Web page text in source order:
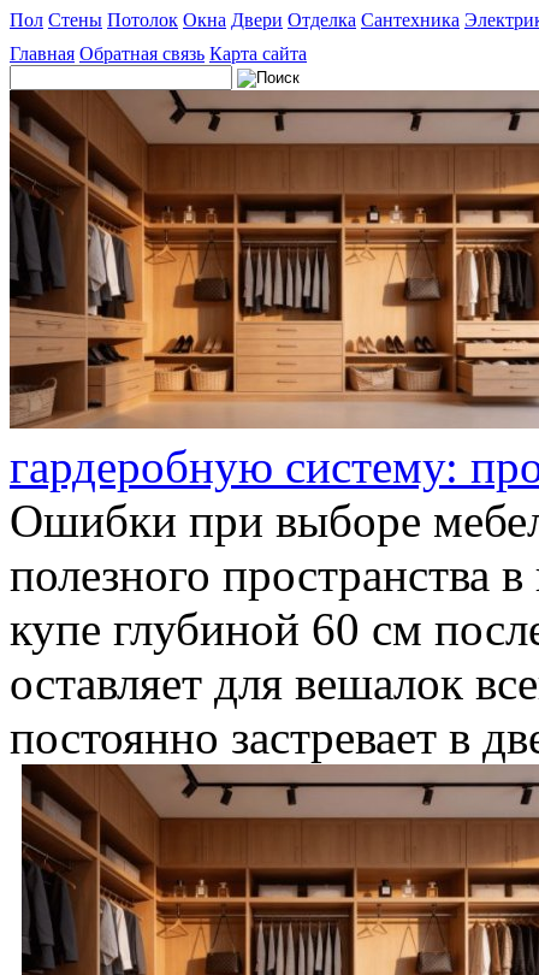
Пол Стены Потолок Окна Двери Отделка Сантехника
Главная Обратная связь Карта сайта
гардеробную систему:
Ошибки при выборе
полезного пространства
купе глубиной 60 см
оставляет для вешалок
постоянно застревает в